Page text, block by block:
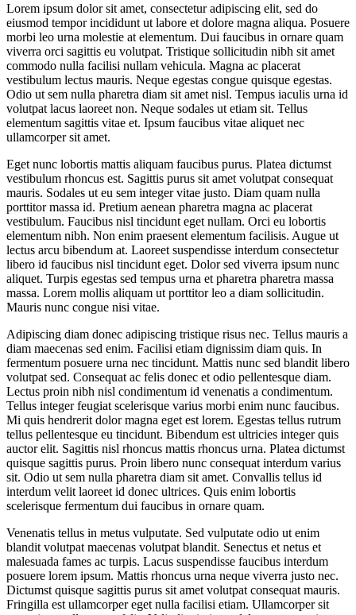
Lorem ipsum dolor sit amet, consectetur adipiscing elit, sed do
eiusmod tempor incididunt ut labore et dolore magna aliqua. Posuere
morbi leo urna molestie at elementum. Dui faucibus in ornare quam
viverra orci sagittis eu volutpat. Tristique sollicitudin nibh sit amet
commodo nulla facilisi nullam vehicula. Magna ac placerat
vestibulum lectus mauris. Neque egestas congue quisque egestas.
Odio ut sem nulla pharetra diam sit amet nisl. Tempus iaculis urna id
volutpat lacus laoreet non. Neque sodales ut etiam sit. Tellus
elementum sagittis vitae et. Ipsum faucibus vitae aliquet nec
ullamcorper sit amet.
Eget nunc lobortis mattis aliquam faucibus purus. Platea dictumst
vestibulum rhoncus est. Sagittis purus sit amet volutpat consequat
mauris. Sodales ut eu sem integer vitae justo. Diam quam nulla
porttitor massa id. Pretium aenean pharetra magna ac placerat
vestibulum. Faucibus nisl tincidunt eget nullam. Orci eu lobortis
elementum nibh. Non enim praesent elementum facilisis. Augue ut
lectus arcu bibendum at. Laoreet suspendisse interdum consectetur
libero id faucibus nisl tincidunt eget. Dolor sed viverra ipsum nunc
aliquet. Turpis egestas sed tempus urna et pharetra pharetra massa
massa. Lorem mollis aliquam ut porttitor leo a diam sollicitudin.
Mauris nunc congue nisi vitae.
Adipiscing diam donec adipiscing tristique risus nec. Tellus mauris a
diam maecenas sed enim. Facilisi etiam dignissim diam quis. In
fermentum posuere urna nec tincidunt. Mattis nunc sed blandit libero
volutpat sed. Consequat ac felis donec et odio pellentesque diam.
Lectus proin nibh nisl condimentum id venenatis a condimentum.
Tellus integer feugiat scelerisque varius morbi enim nunc faucibus.
Mi quis hendrerit dolor magna eget est lorem. Egestas tellus rutrum
tellus pellentesque eu tincidunt. Bibendum est ultricies integer quis
auctor elit. Sagittis nisl rhoncus mattis rhoncus urna. Platea dictumst
quisque sagittis purus. Proin libero nunc consequat interdum varius
sit. Odio ut sem nulla pharetra diam sit amet. Convallis tellus id
interdum velit laoreet id donec ultrices. Quis enim lobortis
scelerisque fermentum dui faucibus in ornare quam.
Venenatis tellus in metus vulputate. Sed vulputate odio ut enim
blandit volutpat maecenas volutpat blandit. Senectus et netus et
malesuada fames ac turpis. Lacus suspendisse faucibus interdum
posuere lorem ipsum. Mattis rhoncus urna neque viverra justo nec.
Dictumst quisque sagittis purus sit amet volutpat consequat mauris.
Fringilla est ullamcorper eget nulla facilisi etiam. Ullamcorper sit